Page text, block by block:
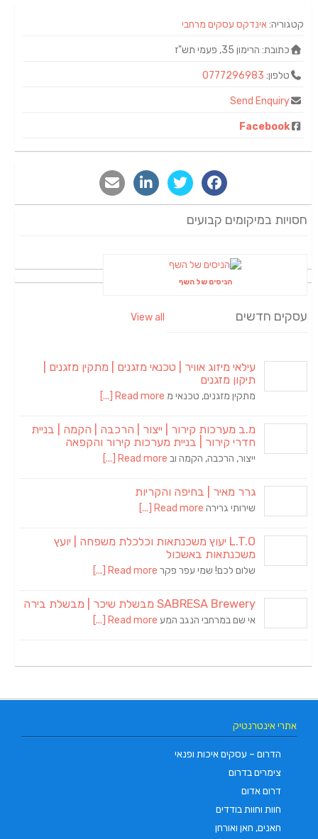
קטגוריה:אינדקס עסקים מרחבי
כתובת: הרימון 35, פעמי תש"ז
טלפון: 0777296983
Send Enquiry
Facebook
חסויות במיקומים קבועים
הניסים של השף
עסקים חדשים View all
עילאי מיזוג אוויר | טכנאי מזגנים | מתקין מזגנים |
תיקון מזגנים
מתקין מזגנים, טכנאי מ Read more [...]
מ.ב מערכות קירור | ייצור | הרכבה | הקמה | בניית
חדרי קירור | בניית מערכות קירור והקפאה
ייצור, הרכבה, הקמה וב Read more [...]
גרר מאיר | בחיפה והקריות
שירותי גרירה Read more [...]
L.T.O יעוץ משכנתאות וכלכלת משפחה | יועץ
משכנתאות באשכול
שלום לכם! שמי עפר פקר Read more [...]
SABRESA Brewery מבשלת שיכר | מבשלת בירה
אי שם במרחבי הנגב המע Read more [...]
אתרי אינטרנטיק
הדרום – עסקים איכות ופנאי
צימרים בדרום
דרום אדום
חוות וחוות בודדים
חאנים, חאן ואורחן